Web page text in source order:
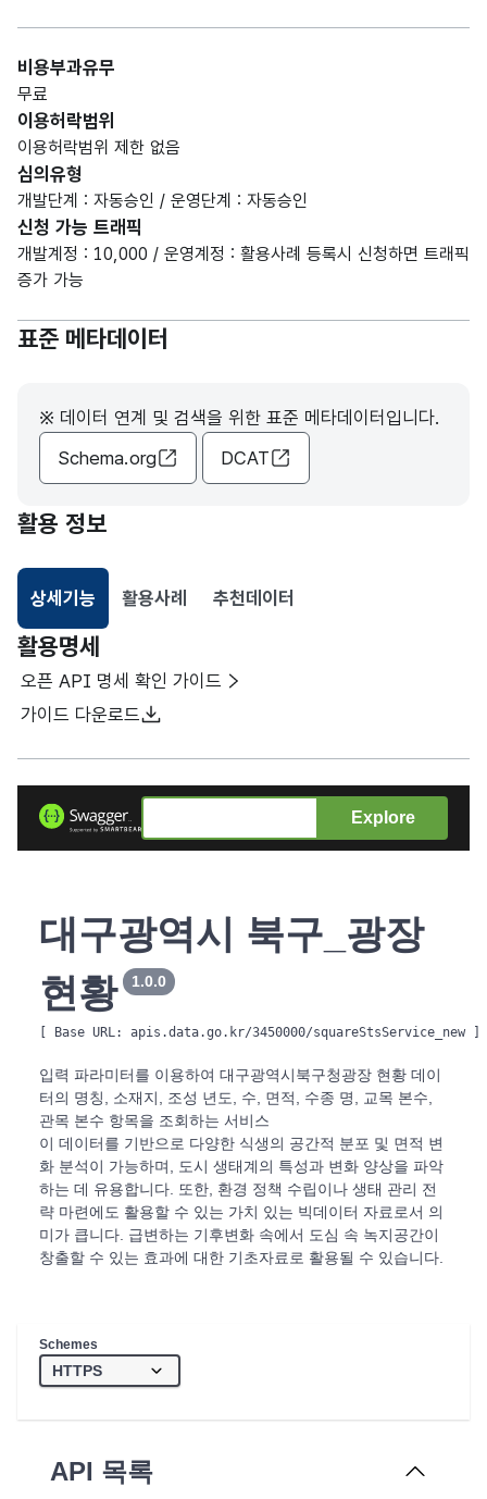
비용부과유무
무료
이용허락범위
이용허락범위 제한 없음
심의유형
개발단계 : 자동승인 / 운영단계 : 자동승인
신청 가능 트래픽
개발계정 : 10,000 / 운영계정 : 활용사례 등록시 신청하면 트래픽
증가 가능
표준 메타데이터
※ 데이터 연계 및 검색을 위한 표준 메타데이터입니다.
Schema.org
DCAT
활용 정보
상세기능
선택됨
활용사례 추천데이터
활용명세
오픈 API 명세 확인 가이드
가이드 다운로드
Explore
대구광역시 북구_광장
현황
1.0.0
[ Base URL: apis.data.go.kr/3450000/squareStsService_new
입력 파라미터를 이용하여 대구광역시북구청광장 현황 데이
터의 명칭, 소재지, 조성 년도, 수, 면적, 수종 명, 교목 본수,
관목 본수 항목을 조회하는 서비스
이 데이터를 기반으로 다양한 식생의 공간적 분포 및 면적 변
화 분석이 가능하며, 도시 생태계의 특성과 변화 양상을 파악
하는 데 유용합니다. 또한, 환경 정책 수립이나 생태 관리 전
략 마련에도 활용할 수 있는 가치 있는 빅데이터 자료로서 의
미가 큽니다. 급변하는 기후변화 속에서 도심 속 녹지공간이
창출할 수 있는 효과에 대한 기초자료로 활용될 수 있습니다.
Schemes
API 목록